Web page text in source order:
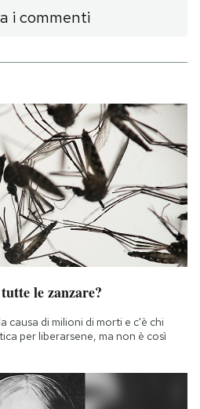
i commenti
le zanzare?
causa di milioni di morti e c'è chi
per liberarsene, ma non è così